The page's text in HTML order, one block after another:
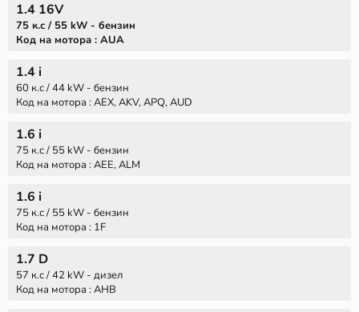
1.4 16V
75 к.с / 55 kW - бензин
Код на мотора : AUA
1.4 i
60 к.с / 44 kW - бензин
Код на мотора : AEX, AKV, APQ, AUD
1.6 i
75 к.с / 55 kW - бензин
Код на мотора : AEE, ALM
1.6 i
75 к.с / 55 kW - бензин
Код на мотора : 1F
1.7 D
57 к.с / 42 kW - дизел
Код на мотора : AHB